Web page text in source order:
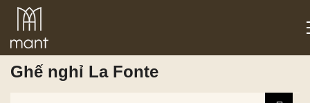
Trang chủ
Ghế nghỉ La Fonte